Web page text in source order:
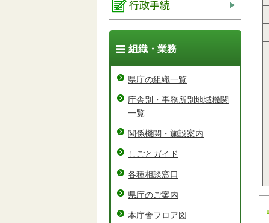
組織・業務
県庁の組織一覧
庁舎別・事務所別地域機関
一覧
関係機関・施設案内
しごとガイド
各種相談窓口
県庁のご案内
本庁舎フロア図